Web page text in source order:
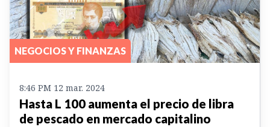
NEGOCIOS Y FINANZAS
8:46 PM 12 mar. 2024
Hasta L 100 aumenta el precio de libra
de pescado en mercado capitalino